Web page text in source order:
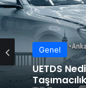
Genel
UETDS